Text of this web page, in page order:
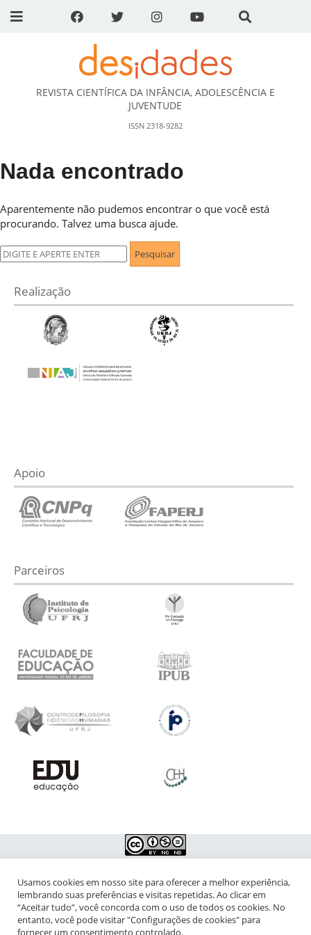
DESidades
REVISTA CIENTÍFICA DA INFÂNCIA, ADOLESCÊNCIA E
JUVENTUDE
ISSN 2318-9282
Nada encontrado
Aparentemente não pudemos encontrar o que você está
procurando. Talvez uma busca ajude.
Pesquisar
por:
Realização
Apoio
Parceiros
NIPIAC – Núcleo Interdisciplinar de Pesquisa para a Infância e
Adolescência Contemporâneas
Universidade Federal do Rio de Janeiro - Campus da Praia Vermelha
Usamos cookies em nosso site para oferecer a melhor experiência,
lembrando suas preferências e visitas repetidas. Ao clicar em
“Aceitar tudo”, você concorda com o uso de todos os cookies. No
entanto, você pode visitar "Configurações de cookies" para
fornecer um consentimento controlado.